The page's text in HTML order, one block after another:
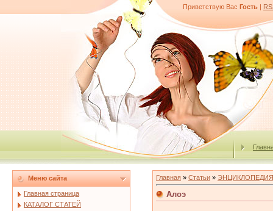
Приветствую Вас Гость |
Меню сайта
Главная страница
КАТАЛОГ СТАТЕЙ
Главная » Статьи »
Алоэ